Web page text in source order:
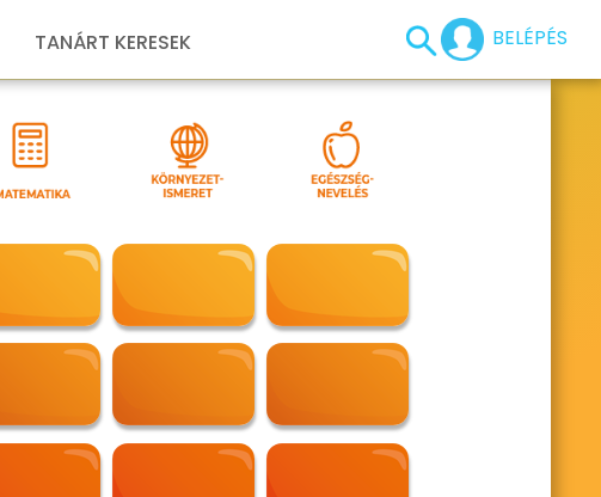
BELÉPÉS
TANÁRT KERESEK